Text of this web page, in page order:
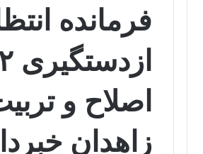
فرمانده
اصلاح و
زاهدان